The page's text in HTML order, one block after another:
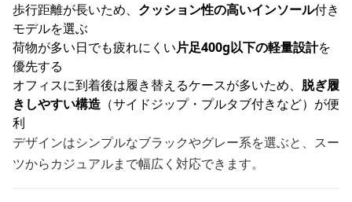
歩行距離が長いため、 クッション性の高いインソール付き
モデルを選ぶ
荷物が多い日でも疲れにくい片足400g以下の軽量設計を
優先する
オフィスに到着後は履き替えるケースが多いため、 脱ぎ履
きしやすい構造 （サイドジップ・プルタブ付きなど）が便
利
デザインはシンプルなブラックやグレー系を選ぶと、スー
ツからカジュアルまで幅広く対応できます。